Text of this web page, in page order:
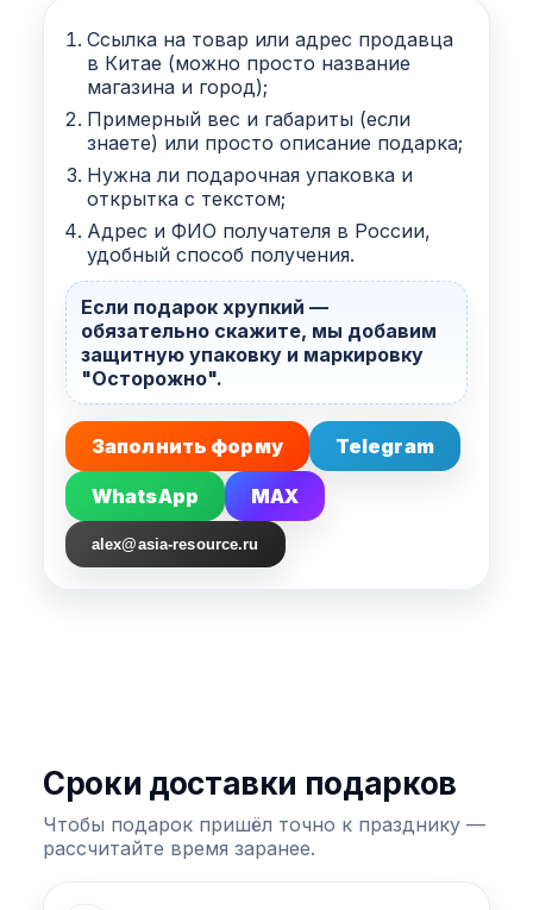
Ссылка на товар или адрес продавца
в Китае (можно просто название
магазина и город);
Примерный вес и габариты (если
знаете) или просто описание подарка;
Нужна ли подарочная упаковка и
открытка с текстом;
Адрес и ФИО получателя в России,
удобный способ получения.
Если подарок хрупкий —
обязательно скажите, мы добавим
защитную упаковку и маркировку
"Осторожно".
Заполнить форму Telegram
WhatsApp MAX
alex@asia-resource.ru
Сроки доставки подарков
Чтобы подарок пришёл точно к празднику —
рассчитайте время заранее.